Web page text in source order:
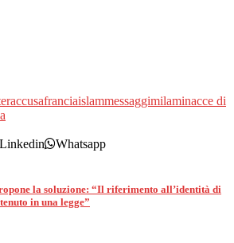
accusafranciaislammessaggimilaminacce di
Linkedin
Whatsapp
la soluzione: “Il riferimento all’identità di
in una legge”